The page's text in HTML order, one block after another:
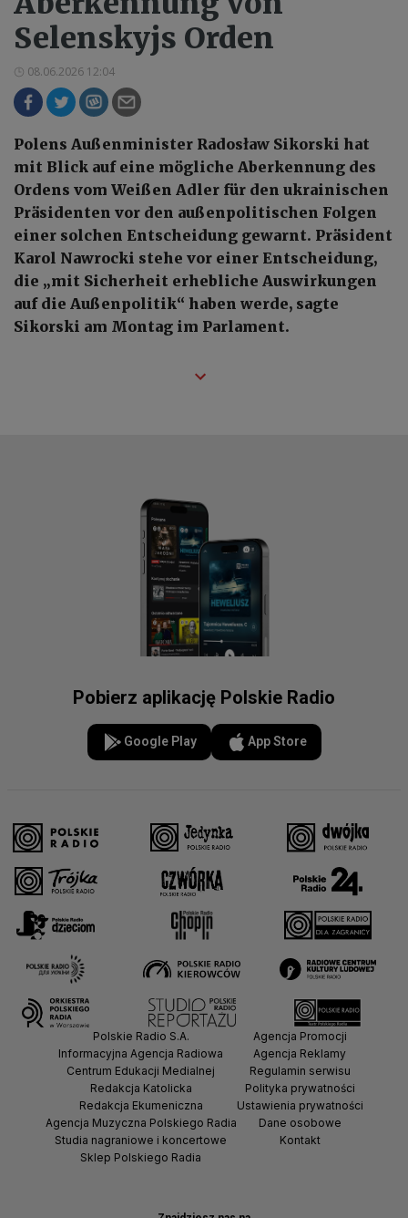
Selenskyjs Orden
08.06.2026 12:04
Polens Außenminister Radosław Sikorski hat
mit Blick auf eine mögliche Aberkennung des
Ordens vom Weißen Adler für den ukrainischen
Präsidenten vor den außenpolitischen Folgen
einer solchen Entscheidung gewarnt. Präsident
Karol Nawrocki stehe vor einer Entscheidung,
die „mit Sicherheit erhebliche Auswirkungen
auf die Außenpolitik“ haben werde, sagte
Sikorski am Montag im Parlament.
Pobierz aplikację Polskie Radio
Google Play App Store
Polskie Radio S.A.
Informacyjna Agencja Radiowa
Centrum Edukacji Medialnej
Redakcja Katolicka
Redakcja Ekumeniczna
Agencja Muzyczna Polskiego Radia
Studia nagraniowe i koncertowe
Sklep Polskiego Radia
Agencja Promocji
Agencja Reklamy
Regulamin serwisu
Polityka prywatności
Ustawienia prywatności
Dane osobowe
Kontakt